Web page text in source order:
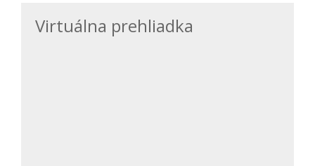
Virtuálna prehliadka